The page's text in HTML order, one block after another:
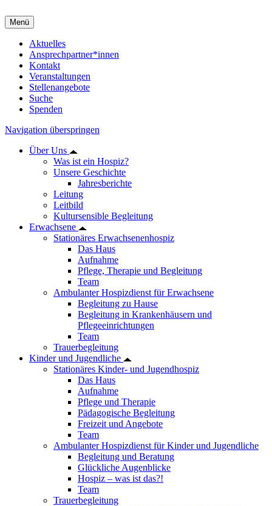
Menü
Aktuelles
Ansprechpartner*innen
Kontakt
Veranstaltungen
Stellenangebote
Suche
Spenden
Navigation überspringen
Über Uns
Was ist ein Hospiz?
Unsere Geschichte
Jahresberichte
Leitung
Leitbild
Kultursensible Begleitung
Erwachsene
Stationäres Erwachsenenhospiz
Das Haus
Aufnahme
Pflege, Therapie und Begleitung
Team
Ambulanter Hospizdienst für Erwachsene
Begleitung zu Hause
Begleitung in Krankenhäusern und
Pflegeeinrichtungen
Team
Trauerbegleitung
Kinder und Jugendliche
Stationäres Kinder- und Jugendhospiz
Das Haus
Aufnahme
Pflege und Therapie
Pädagogische Begleitung
Freizeit und Angebote
Team
Ambulanter Hospizdienst für Kinder und Jugendliche
Begleitung und Beratung
Glückliche Augenblicke
Hospiz – was ist das?!
Team
Trauerbegleitung